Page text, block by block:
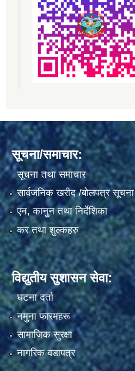
सूचना/समाचार:
सूचना तथा समाचार
सार्वजनिक खरीद /बोलपत्र सूचना
एन, कानुन तथा निर्देशिका
कर तथा शुल्कहरु
विद्युतीय सुशासन सेवा:
घटना दर्ता
नमुना फारमहरू
सामाजिक सुरक्षा
नागरिक वडापत्र